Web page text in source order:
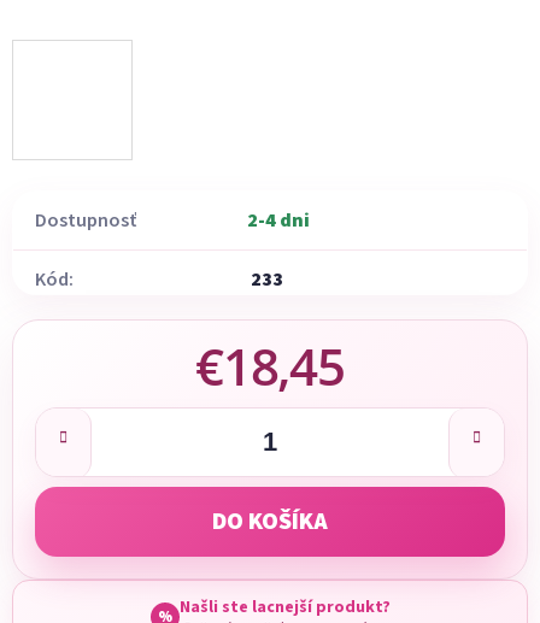
Dostupnosť 2-4 dni
Kód: 233
€18,45
Jednotková cena:
DO KOŠÍKA
% Našli ste lacnejší produkt?